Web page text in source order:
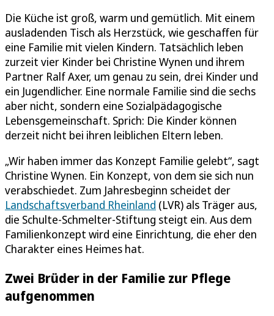
Die Küche ist groß, warm und gemütlich. Mit einem
ausladenden Tisch als Herzstück, wie geschaffen für
eine Familie mit vielen Kindern. Tatsächlich leben
zurzeit vier Kinder bei Christine Wynen und ihrem
Partner Ralf Axer, um genau zu sein, drei Kinder und
ein Jugendlicher. Eine normale Familie sind die sechs
aber nicht, sondern eine Sozialpädagogische
Lebensgemeinschaft. Sprich: Die Kinder können
derzeit nicht bei ihren leiblichen Eltern leben.
„Wir haben immer das Konzept Familie gelebt“, sagt
Christine Wynen. Ein Konzept, von dem sie sich nun
verabschiedet. Zum Jahresbeginn scheidet der
Landschaftsverband Rheinland (LVR) als Träger aus,
die Schulte-Schmelter-Stiftung steigt ein. Aus dem
Familienkonzept wird eine Einrichtung, die eher den
Charakter eines Heimes hat.
Zwei Brüder in der Familie zur Pflege
aufgenommen